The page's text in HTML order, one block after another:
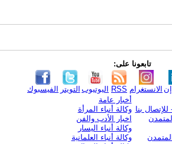
تابعونا على:
الفيسبوك التويتر اليوتيوب RSS الانستغرام
بنا
أخبار عامة
وكالة أنباء المرأة
اخبار الأدب والفن
وكالة أنباء اليسار
وكالة أنباء العلمانية